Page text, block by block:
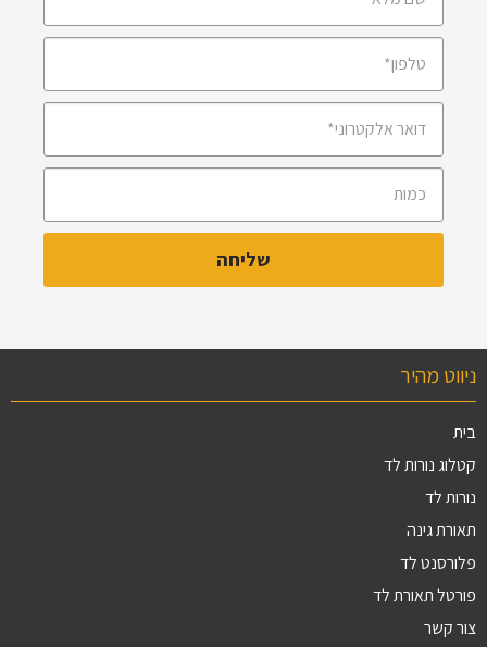
ניווט מהיר
בית
קטלוג נורות לד
נורות לד
תאורת גינה
פלורסנט לד
פורטל תאורת לד
צור קשר